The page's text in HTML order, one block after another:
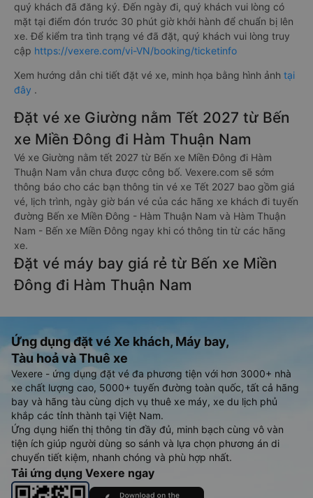
quý khách đã đăng ký. Đến ngày đi, quý khách vui lòng có
mặt tại điểm đón trước 30 phút giờ khởi hành để chuẩn bị lên
xe. Để kiểm tra tình trạng vé đã đặt, quý khách vui lòng truy
cập https://vexere.com/vi-VN/booking/ticketinfo
Xem hướng dẫn chi tiết đặt vé xe, minh họa bằng hình ảnh tại
đây .
Đặt vé xe Giường nằm Tết 2027 từ Bến
xe Miền Đông đi Hàm Thuận Nam
Vé xe Giường nằm tết 2027 từ Bến xe Miền Đông đi Hàm
Thuận Nam vẫn chưa được công bố. Vexere.com sẽ sớm
thông báo cho các bạn thông tin vé xe Tết 2027 bao gồm giá
vé, lịch trình, ngày giờ bán vé của các hãng xe khách đi tuyến
đường Bến xe Miền Đông - Hàm Thuận Nam và Hàm Thuận
Nam - Bến xe Miền Đông ngay khi có thông tin từ các hãng
xe.
Đặt vé máy bay giá rẻ từ Bến xe Miền
Đông đi Hàm Thuận Nam
Ứng dụng đặt vé Xe khách, Máy bay,
Tàu hoả và Thuê xe
Vexere - ứng dụng đặt vé đa phương tiện với hơn 3000+ nhà
xe chất lượng cao, 5000+ tuyến đường toàn quốc, tất cả hãng
bay và hãng tàu cùng dịch vụ thuê xe máy, xe du lịch phủ
khắp các tỉnh thành tại Việt Nam.
Ứng dụng hiển thị thông tin đầy đủ, minh bạch cùng vô vàn
tiện ích giúp người dùng so sánh và lựa chọn phương án di
chuyển tiết kiệm, nhanh chóng và phù hợp nhất.
Tải ứng dụng Vexere ngay